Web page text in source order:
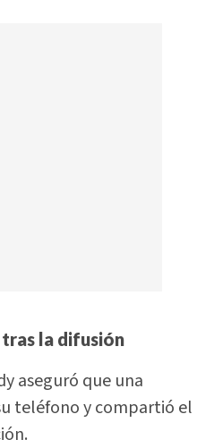
tras la difusión
aseguró que una
teléfono y compartió el